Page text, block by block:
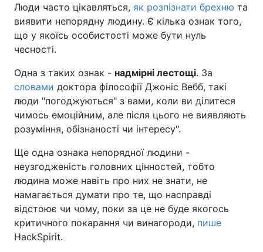
Люди часто цікавляться, як розпізнати брехню та
виявити непорядну людину. Є кілька ознак того,
що у якоїсь особистості може бути нуль
чесності.
Одна з таких ознак - надмірні лестощі. За
словами доктора філософії Джоніс Вебб, такі
люди "погоджуються" з вами, коли ви ділитеся
чимось емоційним, але після цього не виявляють
розуміння, обізнаності чи інтересу".
Ще одна ознака непорядної людини -
неузгодженість головних цінностей, тобто
людина може навіть про них не знати, не
намагається думати про те, що насправді
відстоює чи чому, поки за це не буде якогось
критичного покарання чи винагороди, пише
HackSpirit.